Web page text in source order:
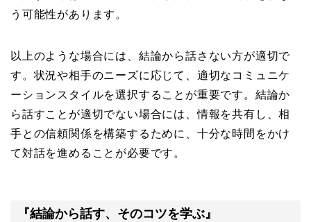
う可能性があります。
以上のような場合には、結論から話さない方が適切で
す。状況や相手のニーズに応じて、適切なコミュニケ
ーションスタイルを選択することが重要です。結論か
ら話すことが適切でない場合には、情報を共有し、相
手との信頼関係を構築するために、十分な時間をかけ
て対話を進めることが必要です。
『結論から話す、そのコツを学ぶ』